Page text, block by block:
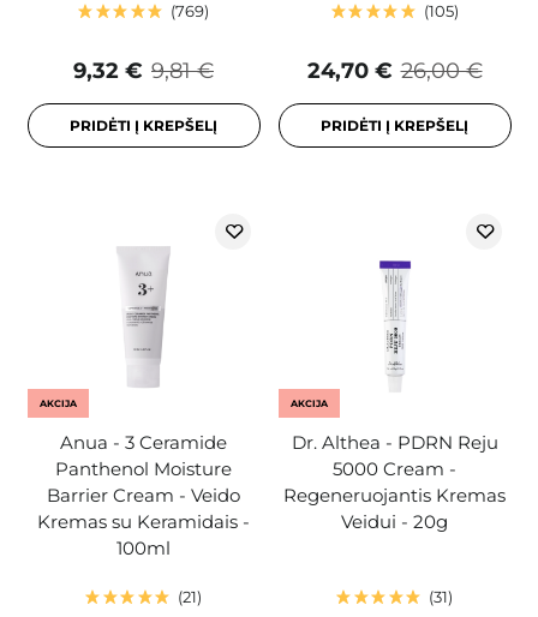
769
9,81 €
9,32 €
PRIDĖTI Į KREPŠELĮ
105
26,00 €
24,70 €
PRIDĖTI Į KREPŠELĮ
AKCIJA
Anua - 3 Ceramide
Panthenol Moisture
Barrier Cream - Veido
Kremas su Keramidais -
100ml
21
AKCIJA
Dr. Althea - PDRN Reju
5000 Cream -
Regeneruojantis Kremas
Veidui - 20g
31